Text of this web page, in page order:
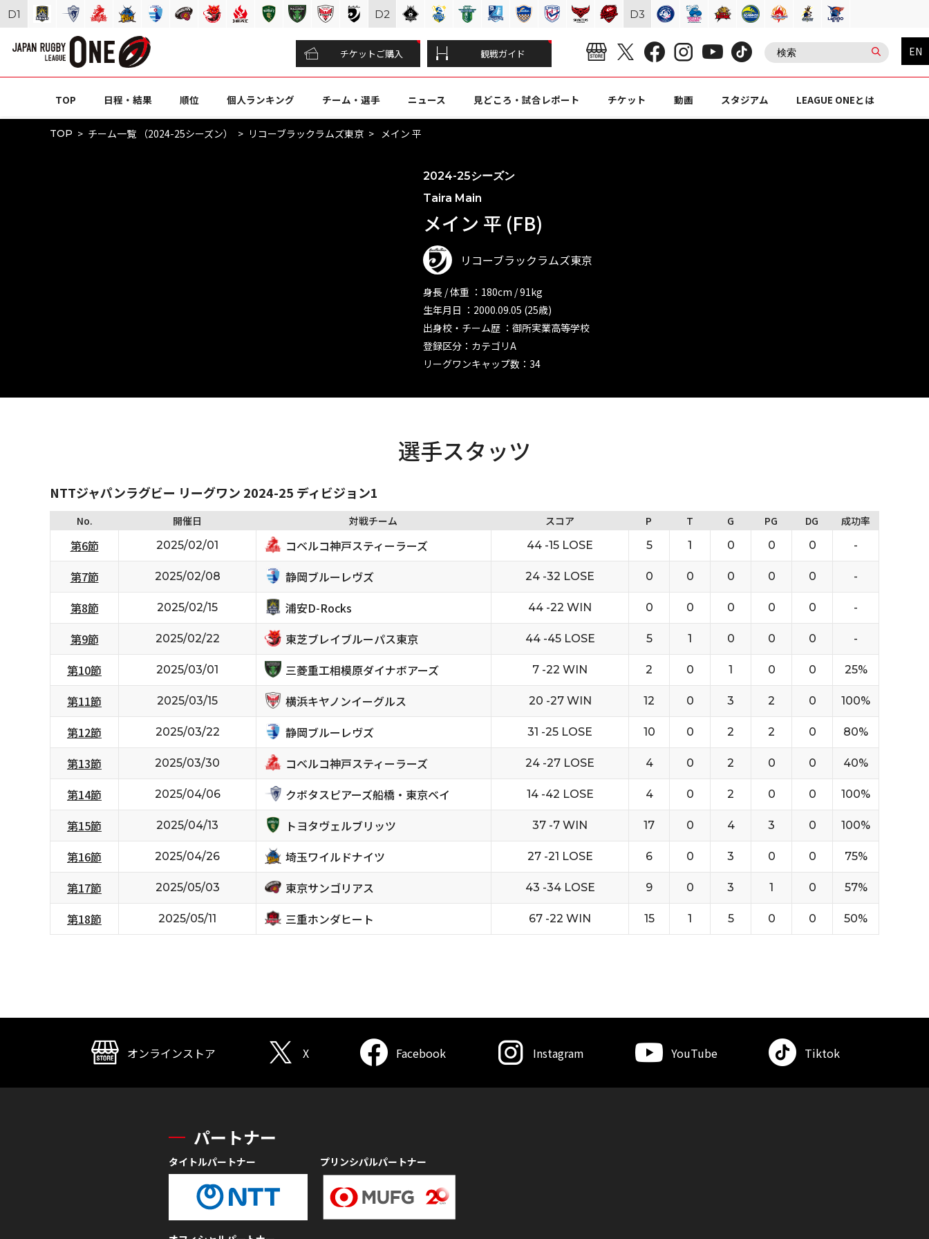
チケットご購入 観戦ガイド EN
TOP 日程・結果 順位 個人ランキング チーム・選手 ニュース 見どころ・試合レポート チケット 動画 スタジアム LEAGUE ONEとは
TOP チーム一覧 （2024-25シーズン） リコーブラックラムズ東京 メイン 平
2024-25シーズン
Taira Main
メイン 平 (FB)
リコーブラックラムズ東京
身長 / 体重 ：180cm / 91kg
生年月日 ：2000.09.05 (25歳)
出身校・チーム歴 ：御所実業高等学校
登録区分：カテゴリA
リーグワンキャップ数：34
選手スタッツ
NTTジャパンラグビー リーグワン 2024-25 ディビジョン1
No. 開催日 対戦チーム スコア P T G PG DG 成功率
第6節 2025/02/01 コベルコ神戸スティーラーズ 44 -15 LOSE 5 1 0 0 0 -
第7節 2025/02/08 静岡ブルーレヴズ 24 -32 LOSE 0 0 0 0 0 -
第8節 2025/02/15 浦安D-Rocks 44 -22 WIN 0 0 0 0 0 -
第9節 2025/02/22 東芝ブレイブルーパス東京 44 -45 LOSE 5 1 0 0 0 -
第10節 2025/03/01 三菱重工相模原ダイナボアーズ 7 -22 WIN 2 0 1 0 0 25%
第11節 2025/03/15 横浜キヤノンイーグルス 20 -27 WIN 12 0 3 2 0 100%
第12節 2025/03/22 静岡ブルーレヴズ 31 -25 LOSE 10 0 2 2 0 80%
第13節 2025/03/30 コベルコ神戸スティーラーズ 24 -27 LOSE 4 0 2 0 0 40%
第14節 2025/04/06 クボタスピアーズ船橋・東京ベイ 14 -42 LOSE 4 0 2 0 0 100%
第15節 2025/04/13 トヨタヴェルブリッツ 37 -7 WIN 17 0 4 3 0 100%
第16節 2025/04/26 埼玉ワイルドナイツ 27 -21 LOSE 6 0 3 0 0 75%
第17節 2025/05/03 東京サンゴリアス 43 -34 LOSE 9 0 3 1 0 57%
第18節 2025/05/11 三重ホンダヒート 67 -22 WIN 15 1 5 0 0 50%
D1 D2 D3
オンラインストア X Facebook Instagram YouTube Tiktok
パートナー
タイトルパートナー プリンシパルパートナー